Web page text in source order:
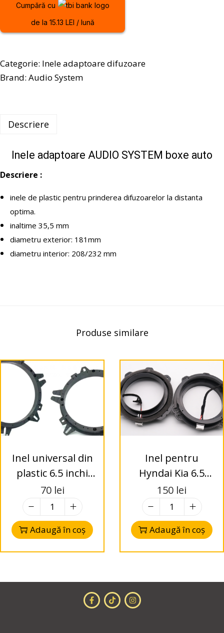
Cumpără cu
de la 15.13 LEI / lună
Categorie: Inele adaptoare difuzoare
Brand: Audio System
Descriere
Inele adaptoare AUDIO SYSTEM boxe auto
Descriere :
inele de plastic pentru prinderea difuzoarelor la distanta
optima.
inaltime 35,5 mm
diametru exterior: 181mm
diametru interior: 208/232 mm
Produse similare
Inel universal din
plastic 6.5 inchi
pentru difuzor
70 lei
Adaugă în coș
Inel pentru
Hyndai Kia 6.5
inchi cu mufa
150 lei
Adaugă în coș